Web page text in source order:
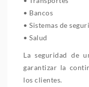
• Bancos
• Sistemas de
• Salud
La seguridad de
garantizar la
los clientes.